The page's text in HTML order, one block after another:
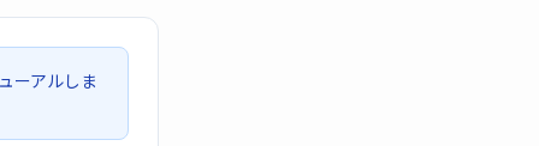
ーアルしま